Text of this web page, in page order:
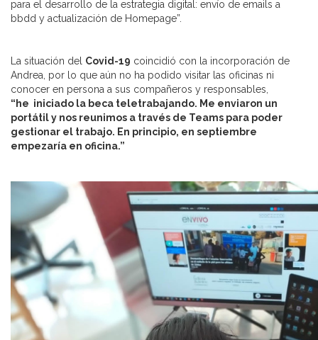
para el desarrollo de la estrategia digital: envío de emails a
bbdd y actualización de Homepage”.
La situación del Covid-19 coincidió con la incorporación de
Andrea, por lo que aún no ha podido visitar las oficinas ni
conocer en persona a sus compañeros y responsables,
“he iniciado la beca teletrabajando. Me enviaron un
portátil y nos reunimos a través de Teams para poder
gestionar el trabajo. En principio, en septiembre
empezaría en oficina.”